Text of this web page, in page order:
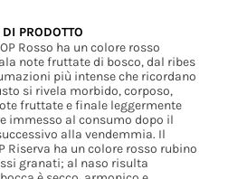
PRODOTTO
Rosso ha un colore rosso
note fruttate di bosco, dal ribes
più intense che ricordano
si rivela morbido, corposo,
fruttate e finale leggermente
immesso al consumo dopo il
alla vendemmia. Il
Riserva ha un colore rosso rubino
granati; al naso risulta